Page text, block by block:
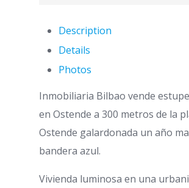
Description
Details
Photos
Inmobiliaria Bilbao vende
en Ostende a 300 metros de la
Ostende galardonada un año
bandera azul.
Vivienda luminosa en una